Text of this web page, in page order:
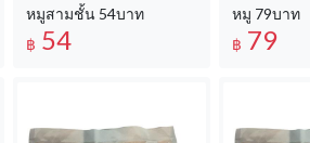
หมูสามชั้น 54บาท
฿ 54
หมู 79บาท
฿ 79